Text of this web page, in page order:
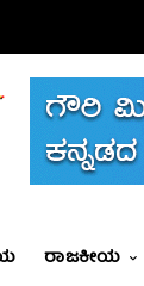
ರಾಜಕೀಯ